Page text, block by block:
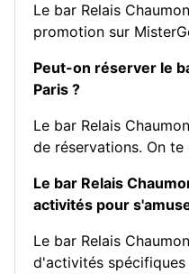
Le bar Relais
promotion sur
Peut-on réserver le
Paris ?
Le bar Relais
de réservations. On te
Le bar Relais
activités pour
Le bar Relais
d'activités